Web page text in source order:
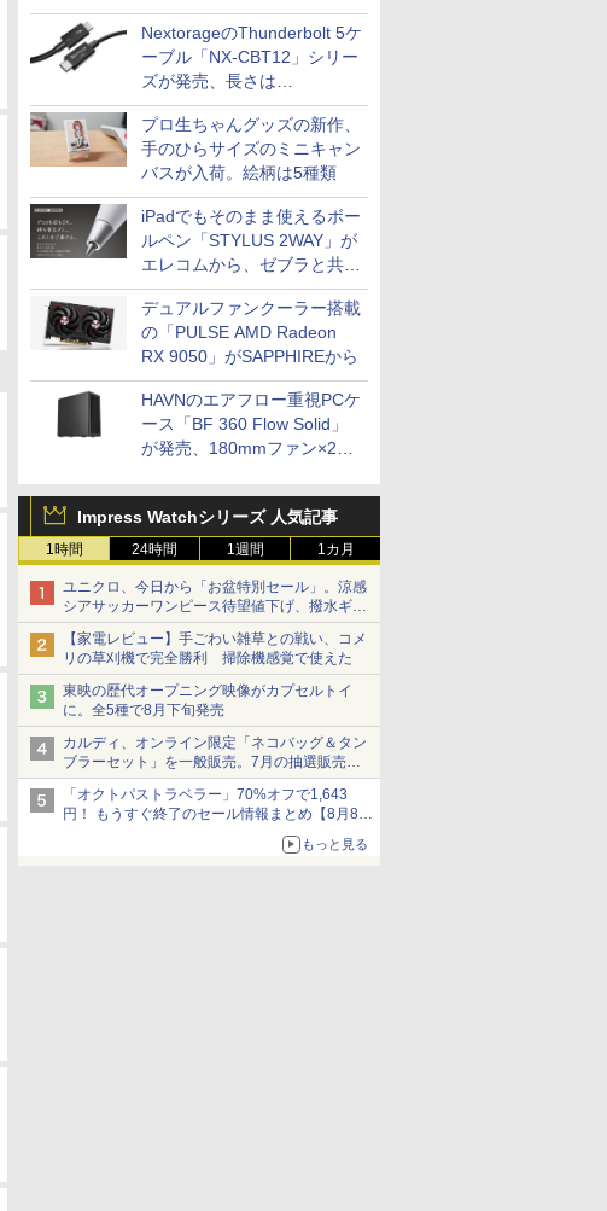
79,800円！秋葉原で中古PC
セール
NextorageのThunderbolt 5ケ
ーブル「NX-CBT12」シリー
ズが発売、長さは
30cm/50cm/1mの3種類
プロ生ちゃんグッズの新作、
手のひらサイズのミニキャン
バスが入荷。絵柄は5種類
iPadでもそのまま使えるボー
ルペン「STYLUS 2WAY」が
エレコムから、ゼブラと共同
開発
デュアルファンクーラー搭載
の「PULSE AMD Radeon
RX 9050」がSAPPHIREから
HAVNのエアフロー重視PCケ
ース「BF 360 Flow Solid」
が発売、180mmファン×2搭
Impress Watchシリーズ 人気記事
1時間 24時間 1週間 1カ月
ユニクロ、今日から「お盆特別セール」。涼感
シアサッカーワンピース待望値下げ、撥水ギア
ショーツは1990円に
【家電レビュー】手ごわい雑草との戦い、コメ
リの草刈機で完全勝利 掃除機感覚で使えた
東映の歴代オープニング映像がカプセルトイ
に。全5種で8月下旬発売
カルディ、オンライン限定「ネコバッグ＆タン
ブラーセット」を一般販売。7月の抽選販売の
当選無効分
「オクトパストラベラー」70%オフで1,643
円！ もうすぐ終了のセール情報まとめ【8月8日
ニンテンドーeショップでは「大神 絶景版」が
もっと見る